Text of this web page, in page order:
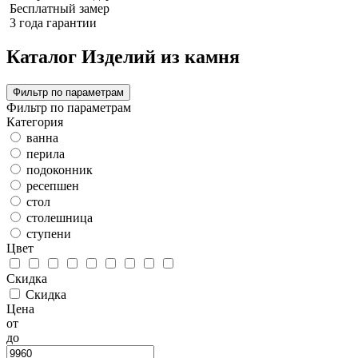
Бесплатный замер
3 года гарантии
Каталог Изделий из камня
Фильтр по параметрам
Фильтр по параметрам
Категория
ванна
перила
подоконник
ресепшен
стол
столешница
ступени
Цвет
Скидка
Скидка
Цена
от
до